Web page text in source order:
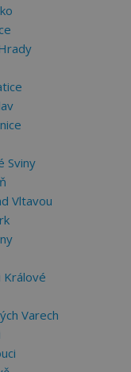
Sviny
Vltavou
Králové
Varech